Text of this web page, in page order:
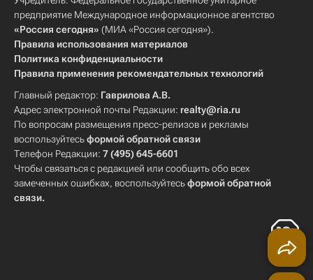
предприятие Международное информационное агентство
«Россия сегодня» (МИА «Россия сегодня»).
Правила использования материалов
Политика конфиденциальности
Правила применения рекомендательных технологий
Главный редактор: Гаврилова А.В.
Адрес электронной почты Редакции: realty@ria.ru
По вопросам размещения пресс-релизов и рекламы
воспользуйтесьформой обратной связи
Телефон Редакции: 7 (495) 645-6601
Чтобы связаться с редакцией или сообщить обо всех
замеченных ошибках, воспользуйтесьформой обратной
связи.